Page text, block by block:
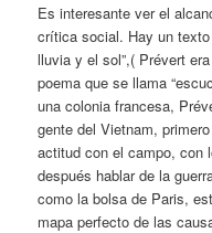
Es interesante ver el
crítica social. Hay un
lluvia y el sol”,( Prévert
poema que se llama
una colonia francesa,
gente del Vietnam,
actitud con el campo, con
después hablar de la
como la bolsa de Paris,
mapa perfecto de las